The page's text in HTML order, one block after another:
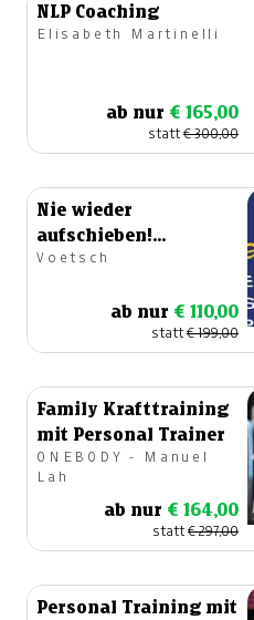
NLP Coaching
Elisabeth Martinelli
ab nur € 165,00
statt€ 300,00
Nie wieder
aufschieben!
Onlinekurs
Voetsch
ab nur € 110,00
statt€ 199,00
Family Krafttraining
mit Personal Trainer
ONEBODY - Manuel
Lah
ab nur € 164,00
statt€ 297,00
Personal Training mit